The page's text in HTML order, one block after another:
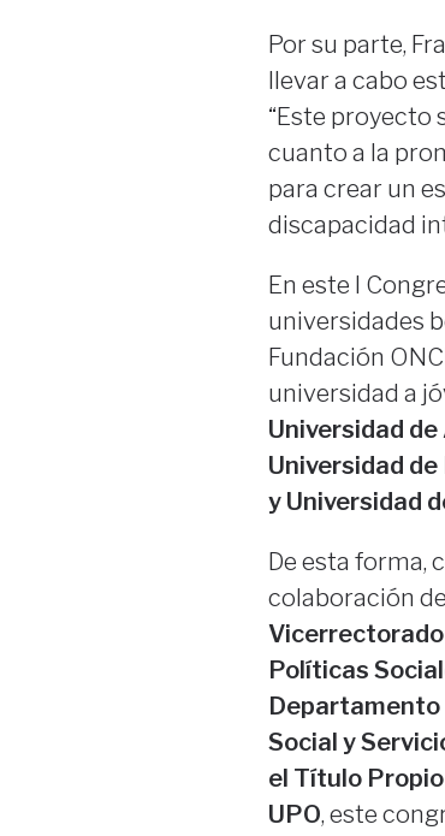
Por su parte,
llevar a cabo
“Este proyecto
cuanto a la
para crear un
discapacidad
En este I
universidades
Fundación
universidad a
Universidad de
Universidad
y Universidad
De esta forma,
colaboración
Políticas
Departamento
Social y
el Título
UPO, este